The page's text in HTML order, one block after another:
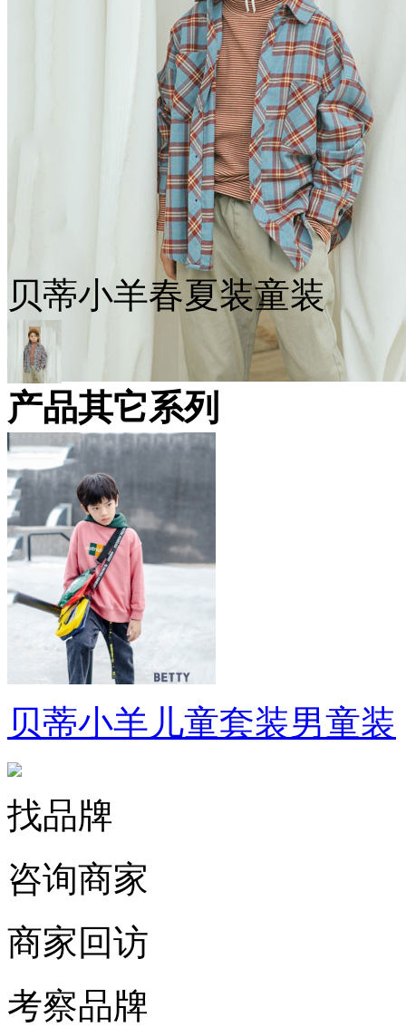
贝蒂小羊春夏装童装
产品其它系列
贝蒂小羊儿童套装男童装
找品牌
咨询商家
商家回访
考察品牌